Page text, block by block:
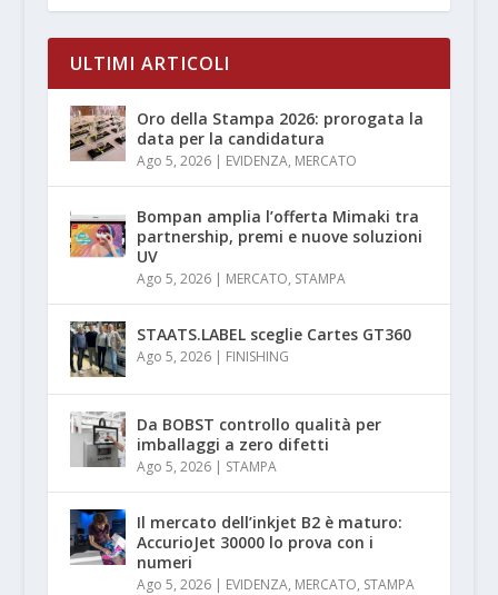
ULTIMI ARTICOLI
Oro della Stampa 2026: prorogata la
data per la candidatura
Ago 5, 2026| EVIDENZA, MERCATO
Bompan amplia l’offerta Mimaki tra
partnership, premi e nuove soluzioni
UV
Ago 5, 2026| MERCATO, STAMPA
STAATS.LABEL sceglie Cartes GT360
Ago 5, 2026| FINISHING
Da BOBST controllo qualità per
imballaggi a zero difetti
Ago 5, 2026| STAMPA
Il mercato dell’inkjet B2 è maturo:
AccurioJet 30000 lo prova con i
numeri
Ago 5, 2026| EVIDENZA, MERCATO, STAMPA